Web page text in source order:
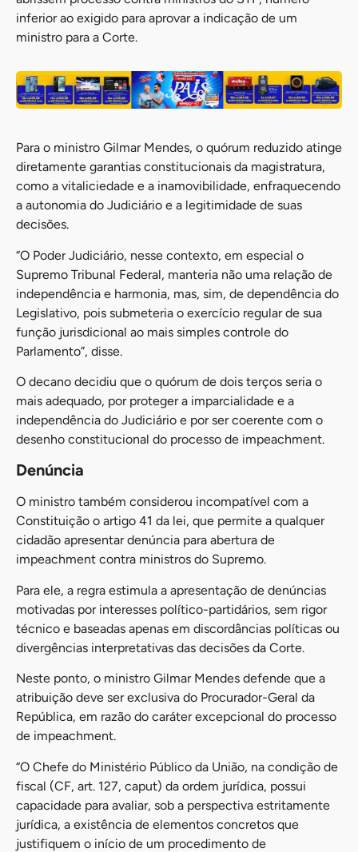
inferior ao exigido para aprovar a indicação de um
ministro para a Corte.
Para o ministro Gilmar Mendes, o quórum reduzido atinge
diretamente garantias constitucionais da magistratura,
como a vitaliciedade e a inamovibilidade, enfraquecendo
a autonomia do Judiciário e a legitimidade de suas
decisões.
“O Poder Judiciário, nesse contexto, em especial o
Supremo Tribunal Federal, manteria não uma relação de
independência e harmonia, mas, sim, de dependência do
Legislativo, pois submeteria o exercício regular de sua
função jurisdicional ao mais simples controle do
Parlamento”, disse.
O decano decidiu que o quórum de dois terços seria o
mais adequado, por proteger a imparcialidade e a
independência do Judiciário e por ser coerente com o
desenho constitucional do processo de impeachment.
Denúncia
O ministro também considerou incompatível com a
Constituição o artigo 41 da lei, que permite a qualquer
cidadão apresentar denúncia para abertura de
impeachment contra ministros do Supremo.
Para ele, a regra estimula a apresentação de denúncias
motivadas por interesses político-partidários, sem rigor
técnico e baseadas apenas em discordâncias políticas ou
divergências interpretativas das decisões da Corte.
Neste ponto, o ministro Gilmar Mendes defende que a
atribuição deve ser exclusiva do Procurador-Geral da
República, em razão do caráter excepcional do processo
de impeachment.
“O Chefe do Ministério Público da União, na condição de
fiscal (CF, art. 127, caput) da ordem jurídica, possui
capacidade para avaliar, sob a perspectiva estritamente
jurídica, a existência de elementos concretos que
justifiquem o início de um procedimento de